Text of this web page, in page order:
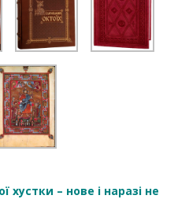
хустки – нове і наразі не